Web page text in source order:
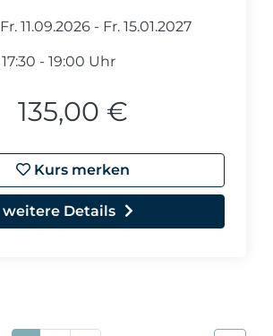
Fr. 11.09.2026 - Fr. 15.01.2027
17:30 - 19:00 Uhr
135,00 €
Kurs merken
weitere Details